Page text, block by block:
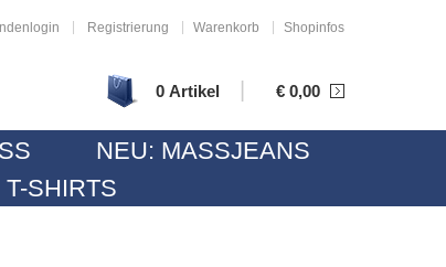
Registrierung Warenkorb Shopinfos
0 Artikel € 0,00
NEU: MASSJEANS
T-SHIRTS